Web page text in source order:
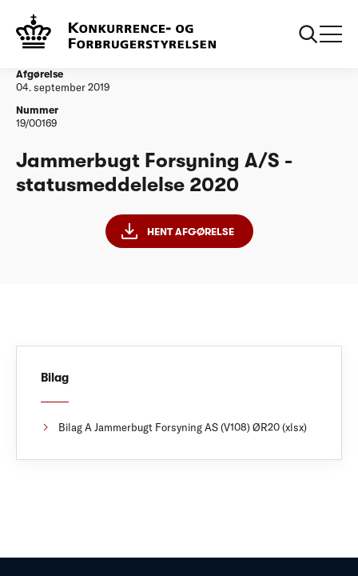
Vandtilsyn
2020
Afgørelse
04. september 2019
Nummer
19/00169
Jammerbugt Forsyning A/S -
statusmeddelelse 2020
HENT AFGØRELSE
Bilag
Bilag A Jammerbugt Forsyning AS (V108) ØR20 (xlsx)